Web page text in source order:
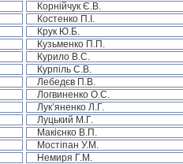
Корнійчук Є.В.
Костенко П.І.
Крук Ю.Б.
Кузьменко П.П.
Курило В.С.
Курпіль С.В.
Лебедєв П.В.
Логвиненко О.С.
Лук’яненко Л.Г.
Луцький М.Г.
Макієнко В.П.
Мостіпан У.М.
Немиря Г.М.